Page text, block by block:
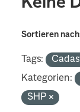
Keine
Sortieren nach
Tags:
Kategorien:
SHP